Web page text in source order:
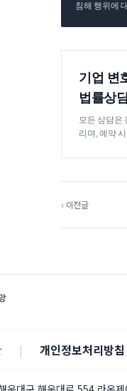
침해 행위에
기업 변
법률상
모든 상담은
리며, 예약
‹ 이전글
| 개인정보처리방침